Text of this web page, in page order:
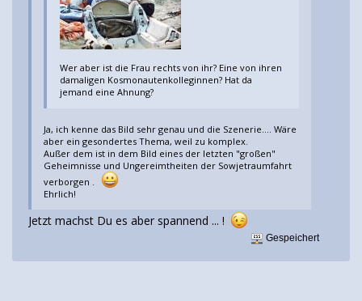
Wer aber ist die Frau rechts von ihr? Eine von ihren
damaligen Kosmonautenkolleginnen? Hat da
jemand eine Ahnung?
Ja, ich kenne das Bild sehr genau und die Szenerie.... Wäre
aber ein gesondertes Thema, weil zu komplex.
Außer dem ist in dem Bild eines der letzten "großen"
Geheimnisse und Ungereimtheiten der Sowjetraumfahrt
verborgen .
Ehrlich!
Jetzt machst Du es aber spannend ... !
Gespeichert